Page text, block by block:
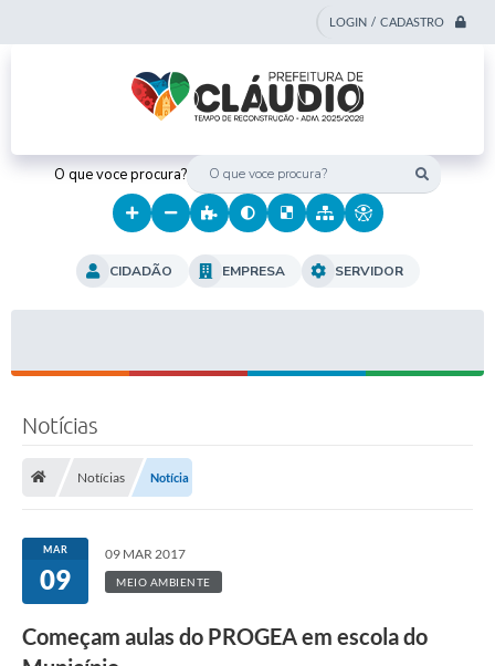
LOGIN / CADASTRO
O que voce procura?
CIDADÃO EMPRESA SERVIDOR
Notícias
Notícias Notícia
MAR
09
09 MAR 2017
MEIO AMBIENTE
Começam aulas do PROGEA em escola do